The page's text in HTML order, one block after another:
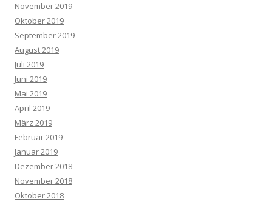
November 2019
Oktober 2019
September 2019
August 2019
Juli 2019
Juni 2019
Mai 2019
April 2019
März 2019
Februar 2019
Januar 2019
Dezember 2018
November 2018
Oktober 2018